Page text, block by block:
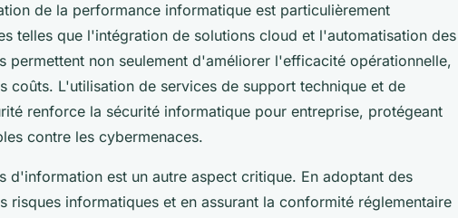
de la performance informatique est particulièrement
telles que l'intégration de solutions cloud et l'automatisation des
permettent non seulement d'améliorer l'efficacité opérationnelle,
coûts. L'utilisation de services de support technique et de
renforce la sécurité informatique pour entreprise, protégeant
contre les cybermenaces.
d'information est un autre aspect critique. En adoptant des
risques informatiques et en assurant la conformité réglementaire